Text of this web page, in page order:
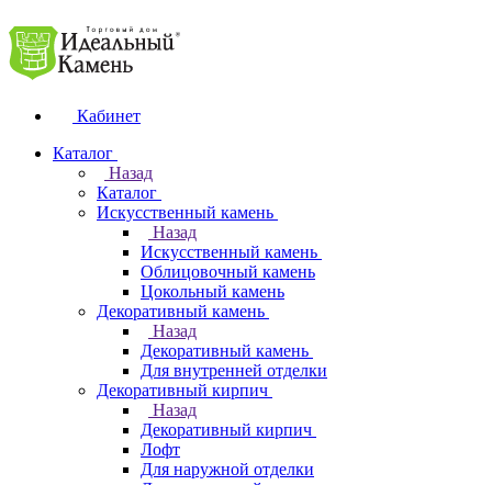
Кабинет
Каталог
Назад
Каталог
Искусственный камень
Назад
Искусственный камень
Облицовочный камень
Цокольный камень
Декоративный камень
Назад
Декоративный камень
Для внутренней отделки
Декоративный кирпич
Назад
Декоративный кирпич
Лофт
Для наружной отделки